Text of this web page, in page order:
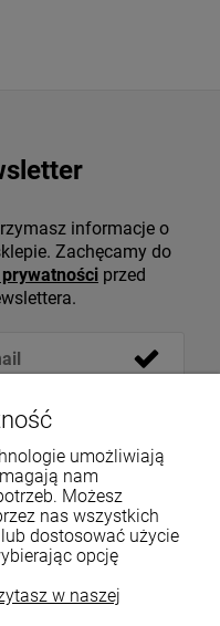
informacje o
Zachęcamy do
przed
umożliwiają
nam
Możesz
nas wszystkich
dostosować użycie
opcję
w naszej